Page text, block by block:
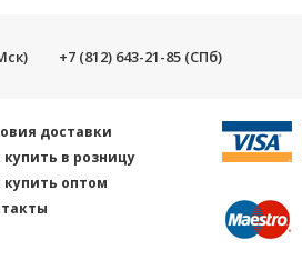
+7 (812) 643-21-85 (СПб)
доставки
купить в розницу
купить оптом